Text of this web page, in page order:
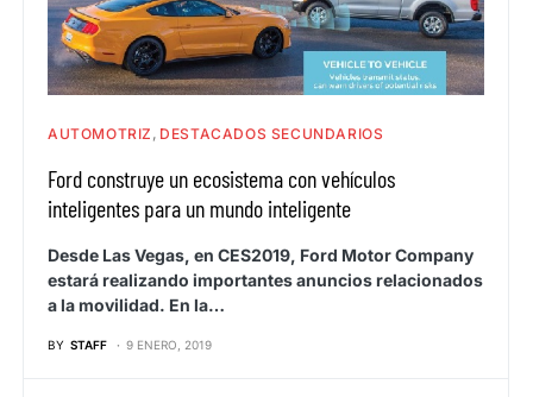
AUTOMOTRIZ DESTACADOS SECUNDARIOS
Ford construye un ecosistema con vehículos
inteligentes para un mundo inteligente
Desde Las Vegas, en CES2019, Ford Motor Company
estará realizando importantes anuncios relacionados
a la movilidad. En la…
BY STAFF 9 ENERO, 2019